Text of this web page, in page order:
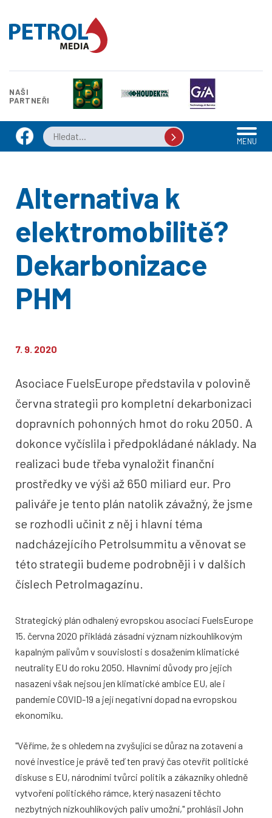
NAŠI
PARTNEŘI
MENU
Alternativa k
elektromobilitě?
Dekarbonizace
PHM
7. 9. 2020
Asociace FuelsEurope představila v polovině
června strategii pro kompletní dekarbonizaci
dopravních pohonných hmot do roku 2050. A
dokonce vyčíslila i předpokládané náklady. Na
realizaci bude třeba vynaložit finanční
prostředky ve výši až 650 miliard eur. Pro
paliváře je tento plán natolik závažný, že jsme
se rozhodli učinit z něj i hlavní téma
nadcházejícího Petrolsummitu a věnovat se
této strategii budeme podrobněji i v dalších
číslech Petrolmagazínu.
Strategický plán odhalený evropskou asociací FuelsEurope
15. června 2020 přikládá zásadní význam nízkouhlíkovým
kapalným palivům v souvislosti s dosažením klimatické
neutrality EU do roku 2050. Hlavními důvody pro jejich
nasazení však nejsou jen klimatické ambice EU, ale i
pandemie COVID-19 a její negativní dopad na evropskou
ekonomiku.
"Věříme, že s ohledem na zvyšující se důraz na zotavení a
nové investice je právě teď ten pravý čas otevřít politické
diskuse s EU, národními tvůrci politik a zákazníky ohledně
vytvoření politického rámce, který nasazení těchto
nezbytných nízkouhlíkových paliv umožní," prohlásil John